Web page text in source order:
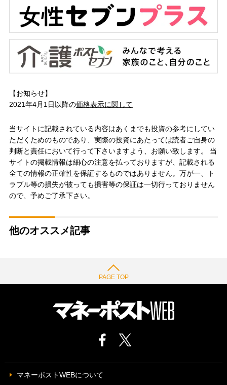
【お知らせ】
2021年4月1日以降の価格表示に関して
当サイトに記載されている内容はあくまでも投資の参考にしてい
ただくためのものであり、実際の投資にあたっては読者ご自身の
判断と責任において行って下さいますよう、お願い致します。 当
サイトの掲載情報は細心の注意を払っておりますが、記載される
全ての情報の正確性を保証するものではありません。万が一、ト
ラブル等の損失が被っても損害等の保証は一切行っておりません
ので、予めご了承下さい。
他のオススメ記事
PAGE TOP
マネーポストWEBについて